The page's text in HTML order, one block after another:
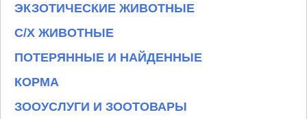
ЭКЗОТИЧЕСКИЕ ЖИВОТНЫЕ
С/Х ЖИВОТНЫЕ
ПОТЕРЯННЫЕ И НАЙДЕННЫЕ
КОРМА
ЗООУСЛУГИ И ЗООТОВАРЫ